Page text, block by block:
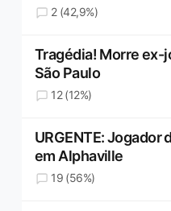
2 (42,9%)
Tragédia! Morre ex-
São Paulo
12 (12%)
URGENTE: Jogador
em Alphaville
19 (56%)